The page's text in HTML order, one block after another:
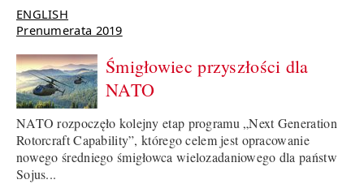
ENGLISH
Prenumerata 2019
Śmigłowiec przyszłości dla
NATO
NATO rozpoczęło kolejny etap programu „Next Generation
Rotorcraft Capability”, którego celem jest opracowanie
nowego średniego śmigłowca wielozadaniowego dla państw
Sojus...